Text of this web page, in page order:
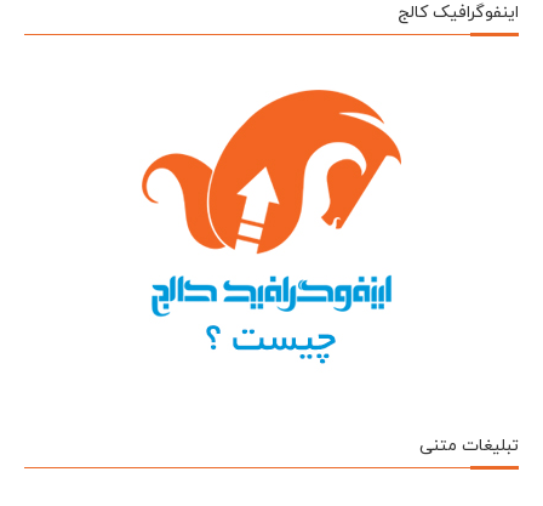
اینفوگرافیک کالج
تبلیغات متنی